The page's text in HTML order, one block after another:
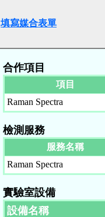
填寫媒合表單
合作項目
項目
Raman Spectra
檢測服務
服務名稱
Raman Spectra
實驗室設備
設備名稱